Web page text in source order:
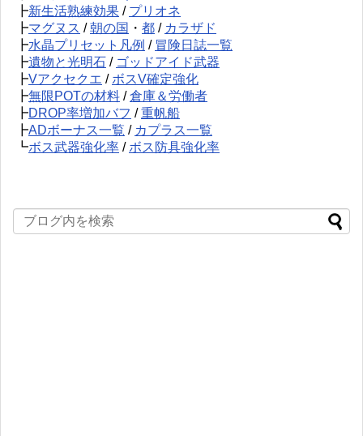
┣新生活熟練効果 / プリオネ
┣マグヌス /朝の国 ・ 都 / カラザド
┣水晶プリセット凡例 / 冒険日誌一覧
┣遺物と光明石 / ゴッドアイド武器
┣Vアクセクエ / ボスV確定強化
┣無限POTの材料 /倉庫＆労働者
┣DROP率増加バフ /重帆船
┣ADボーナス一覧 / カプラス一覧
┗ボス武器強化率 / ボス防具強化率